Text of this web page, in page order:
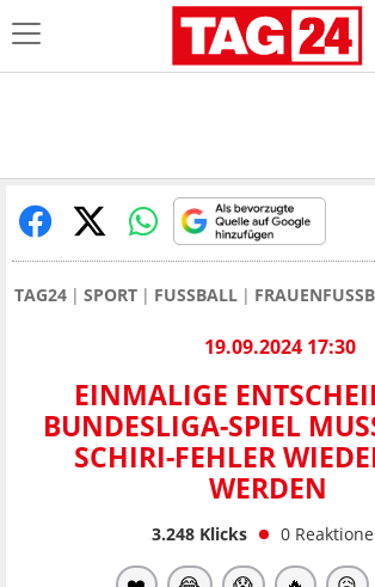
TAG24 SPORT FUSSBALL
19.09.2024 17:30
EINMALIGE
BUNDESLIGA-SPIEL
SCHIRI-FEHLER
WERDEN
3.248Klicks 0